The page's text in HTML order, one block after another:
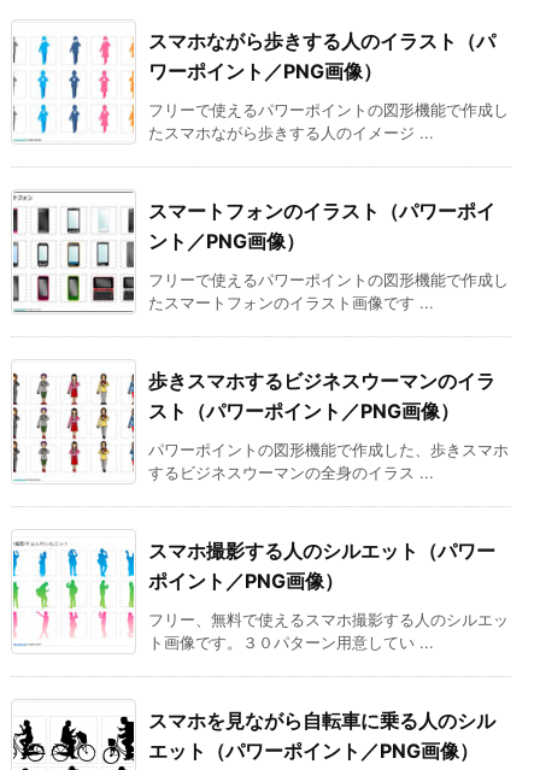
スマホながら歩きする人のイラスト（パ
ワーポイント／PNG画像）
フリーで使えるパワーポイントの図形機能で作成し
たスマホながら歩きする人のイメージ ...
スマートフォンのイラスト（パワーポイ
ント／PNG画像）
フリーで使えるパワーポイントの図形機能で作成し
たスマートフォンのイラスト画像です ...
歩きスマホするビジネスウーマンのイラ
スト（パワーポイント／PNG画像）
パワーポイントの図形機能で作成した、歩きスマホ
するビジネスウーマンの全身のイラス ...
スマホ撮影する人のシルエット（パワー
ポイント／PNG画像）
フリー、無料で使えるスマホ撮影する人のシルエッ
ト画像です。３０パターン用意してい ...
スマホを見ながら自転車に乗る人のシル
エット（パワーポイント／PNG画像）